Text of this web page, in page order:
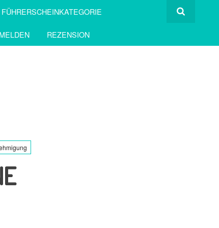
FÜHRERSCHEINKATEGORIE
REZENSION